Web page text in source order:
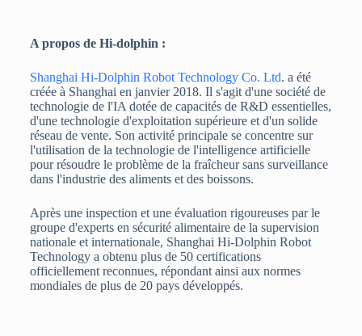
A propos de Hi-dolphin :
Shanghai Hi-Dolphin Robot Technology Co. Ltd. a été
créée à Shanghai en janvier 2018. Il s'agit d'une société de
technologie de l'IA dotée de capacités de R&D essentielles,
d'une technologie d'exploitation supérieure et d'un solide
réseau de vente. Son activité principale se concentre sur
l'utilisation de la technologie de l'intelligence artificielle
pour résoudre le problème de la fraîcheur sans surveillance
dans l'industrie des aliments et des boissons.
Après une inspection et une évaluation rigoureuses par le
groupe d'experts en sécurité alimentaire de la supervision
nationale et internationale, Shanghai Hi-Dolphin Robot
Technology a obtenu plus de 50 certifications
officiellement reconnues, répondant ainsi aux normes
mondiales de plus de 20 pays développés.